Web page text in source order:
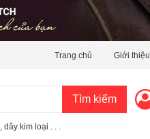
Trang chủ Giới thiệu
Tìm kiếm
dây kim loại . . .